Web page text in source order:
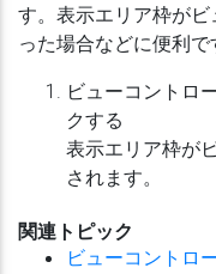
す。表示エリア枠が
った場合などに便利で
ビューコントロ
クする
表示エリア枠が
されます。
関連トピック
ビューコントロ